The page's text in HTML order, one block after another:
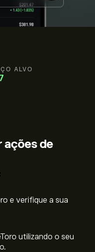
ALVO
de
e verifique a sua
utilizando o seu